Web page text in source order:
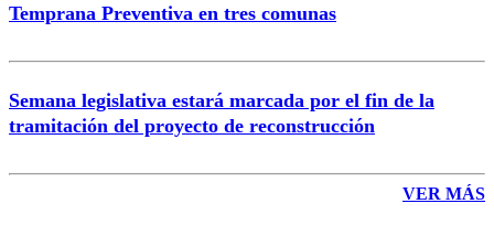
Temprana Preventiva en tres comunas
Semana legislativa estará marcada por el fin de la
tramitación del proyecto de reconstrucción
VER MÁS